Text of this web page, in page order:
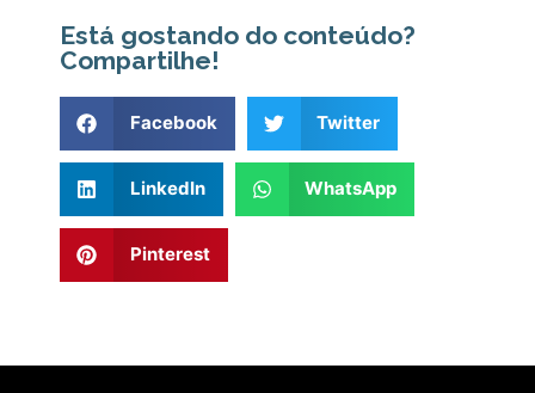
Está gostando do conteúdo?
Compartilhe!
Facebook Twitter
LinkedIn WhatsApp
Pinterest